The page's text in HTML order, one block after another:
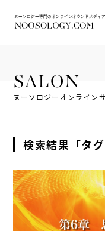
SALON
ヌーソロジーオンライン
検索結果「タグ